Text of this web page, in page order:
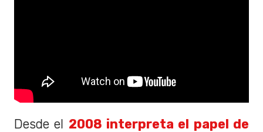
Desde el 2008 interpreta el papel de